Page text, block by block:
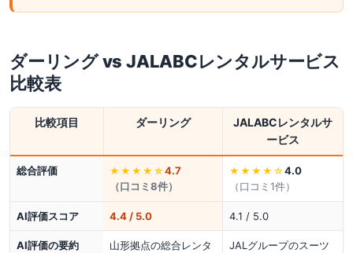
ダーリングvsJALABCレンタルサービス
比較表
比較項目 ダーリング
JALABCレンタルサ
ービス
総合評価 ★★★★ ☆ 4.7
（口コミ8件）
★★★★ ☆ 4.0
（口コミ 1件）
AI評価スコア 4.4 / 5.0 4.1 / 5.0
AI評価の要約
山形拠点の総合レンタ
JALグループのスーツ